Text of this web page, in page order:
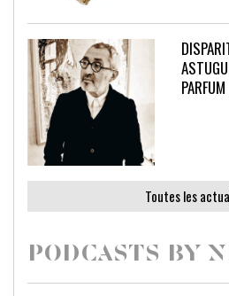
Toutes les
PODCASTS BY